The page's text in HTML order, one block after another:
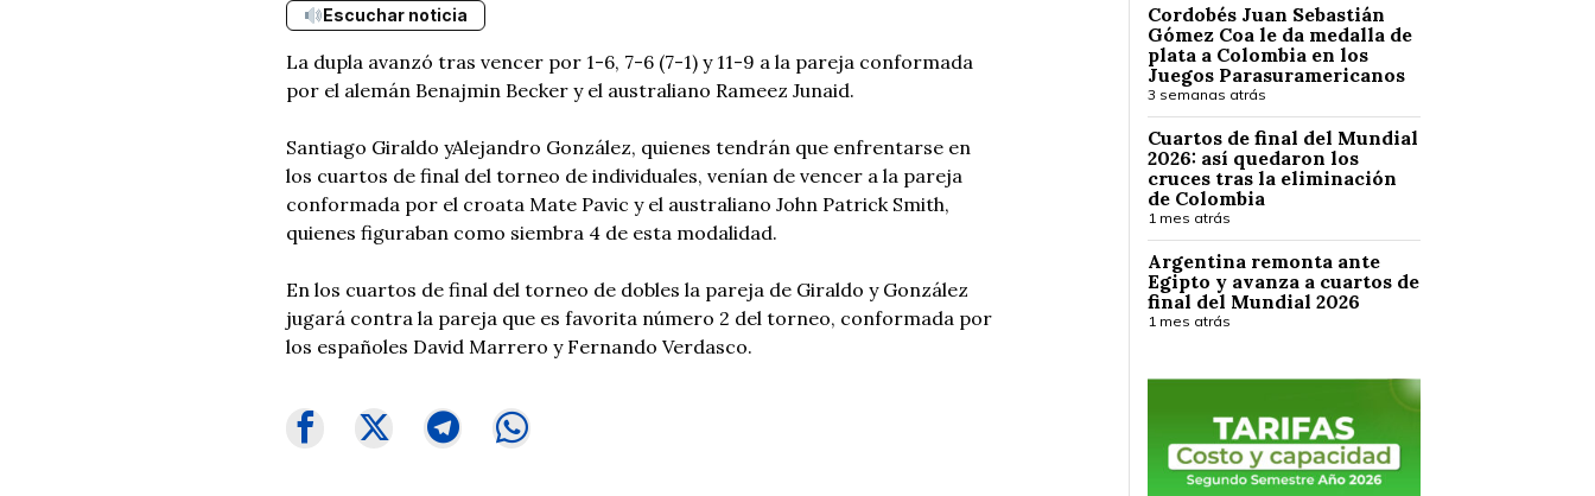
Escuchar noticia
La dupla avanzó tras vencer por 1-6, 7-6 (7-1) y 11-9 a la pareja conformada
por el alemán Benajmin Becker y el australiano Rameez Junaid.
Santiago Giraldo yAlejandro González, quienes tendrán que enfrentarse en
los cuartos de final del torneo de individuales, venían de vencer a la pareja
conformada por el croata Mate Pavic y el australiano John Patrick Smith,
quienes figuraban como siembra 4 de esta modalidad.
En los cuartos de final del torneo de dobles la pareja de Giraldo y González
jugará contra la pareja que es favorita número 2 del torneo, conformada por
los españoles David Marrero y Fernando Verdasco.
Cordobés Juan Sebastián
Gómez Coa le da medalla de
plata a Colombia en los
Juegos Parasuramericanos
3 semanas atrás
Cuartos de final del Mundial
2026: así quedaron los
cruces tras la eliminación
de Colombia
1 mes atrás
Argentina remonta ante
Egipto y avanza a cuartos de
final del Mundial 2026
1 mes atrás